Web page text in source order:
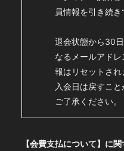
員情報を引き続き
退会状態から30
なるメールアド
報はリセットされ
入会日は戻すこ
ご了承ください。
【会費支払について】に